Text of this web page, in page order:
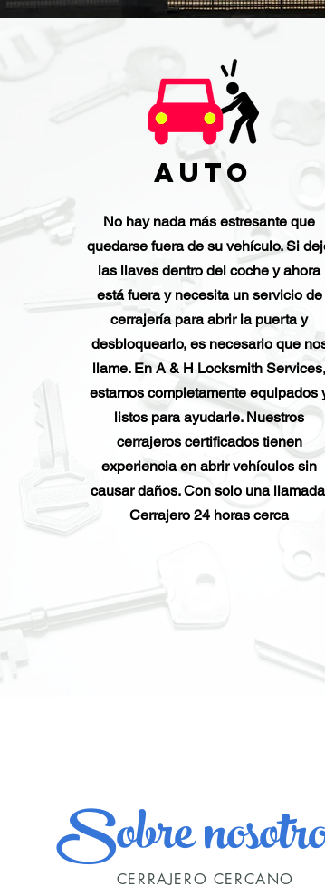
Auto
No hay nada más estresante que
quedarse fuera de su vehículo. Si
las llaves dentro del coche y ahora
está fuera y necesita un servicio de
cerrajería para abrir la puerta y
desbloquearlo, es necesario que
llame. En A & H Locksmith Services,
estamos completamente equipados
listos para ayudarle. Nuestros
cerrajeros certificados tienen
experiencia en abrir vehículos sin
causar daños. Con solo una
Cerrajero 24 horas cerca
SobreCERRAJERO CERCANO